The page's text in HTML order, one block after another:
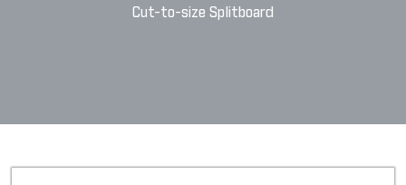
Cut-to-size Splitboard